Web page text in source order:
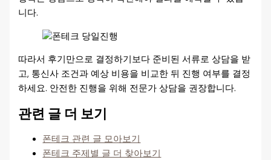
니다.
따라서 후기만으로 결정하기보다 준비된 서류로 상담을 받
고, 통신사 조건과 예상 비용을 비교한 뒤 진행 여부를 결정
하세요. 안전한 진행을 위해 전문가 상담을 권장합니다.
관련 글 더 보기
폰테크 관련 글 모아보기
폰테크 주제별 글 더 찾아보기